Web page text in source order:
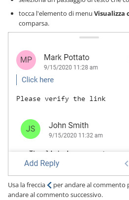
tocca l'elemento di menu Visualizza
comparsa.
Usa la freccia per andare al commento
andare al commento successivo.